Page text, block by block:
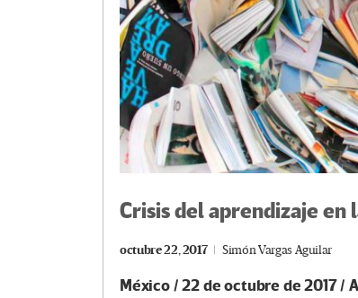
Crisis del aprendizaje en
octubre 22, 2017 Simón Vargas Aguilar
México / 22 de octubre de 2017 /